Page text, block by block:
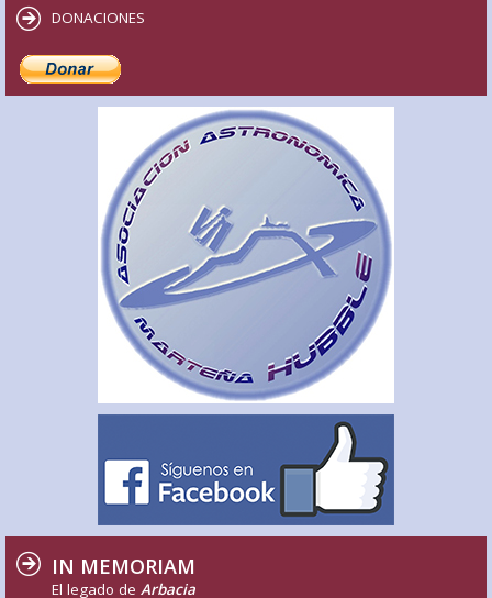
DONACIONES
IN MEMORIAM
El legado de Arbacia